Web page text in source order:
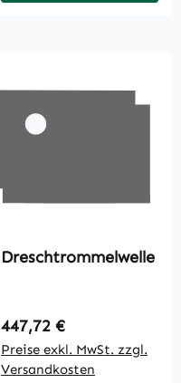
Dreschtrommelwelle
Regulärer Preis:
447,72 €
Preise exkl. MwSt. zzgl.
Versandkosten